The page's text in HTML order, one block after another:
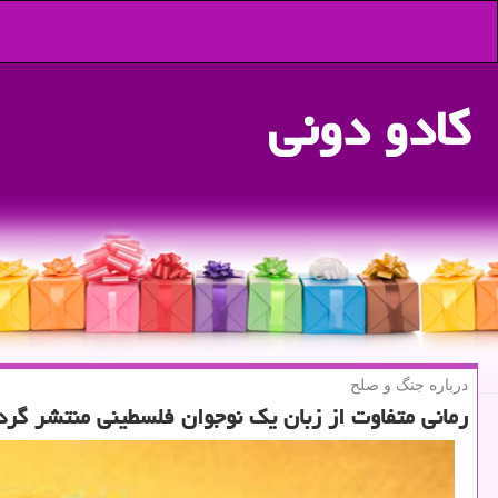
كادو دونی
درباره جنگ و صلح
رمانی متفاوت از زبان یك نوجوان فلسطینی منتشر